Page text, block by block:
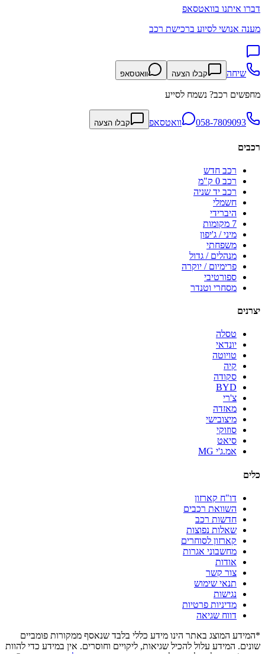
דברו איתנו בוואטסאפ
מענה אנושי לסיוע ברכישת רכב
שיחה קבלו הצעה וואטסאפ
מחפשים רכב? נשמח לסייע
058-7809093 וואטסאפ קבלו הצעה
רכבים
רכב חדש
רכב 0 ק"מ
רכב יד שניה
חשמלי
היברידי
7 מקומות
מיני / ג'יפון
משפחתי
מנהלים / גדול
פרימיום / יוקרה
ספורטיבי
מסחרי וטנדר
יצרנים
טסלה
יונדאי
טויוטה
קיה
סקודה
BYD
צ'רי
מאזדה
מיצובישי
סוזוקי
סיאט
אמ.ג'י MG
כלים
דו"ח קארזון
השוואת רכבים
חדשות רכב
שאלות נפוצות
קארזון לסוחרים
מחשבוני אגרות
אודות
צור קשר
תנאי שימוש
נגישות
מדיניות פרטיות
דווח שגיאה
*המידע המוצג באתר הינו מידע כללי בלבד שנאסף ממקורות פומביים
שונים. המידע עלול להכיל שגיאות, ליקויים וחוסרים. אין במידע כדי להוות